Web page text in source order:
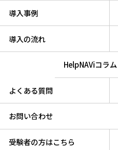
導入事例
導入の流れ
HelpNAViコラム
よくある質問
お問い合わせ
受験者の方はこちら